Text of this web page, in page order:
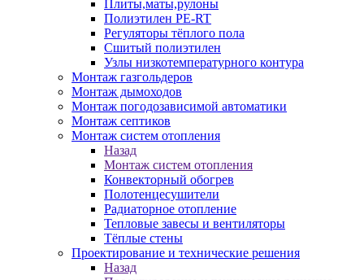
Плиты,маты,рулоны
Полиэтилен PE-RT
Регуляторы тёплого пола
Сшитый полиэтилен
Узлы низкотемпературного контура
Монтаж газгольдеров
Монтаж дымоходов
Монтаж погодозависимой автоматики
Монтаж септиков
Монтаж систем отопления
Назад
Монтаж систем отопления
Конвекторный обогрев
Полотенцесушители
Радиаторное отопление
Тепловые завесы и вентиляторы
Тёплые стены
Проектирование и технические решения
Назад